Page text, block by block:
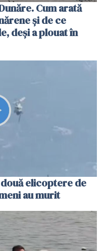
Cum arată
și de ce
deși a plouat în
elicoptere de
au murit